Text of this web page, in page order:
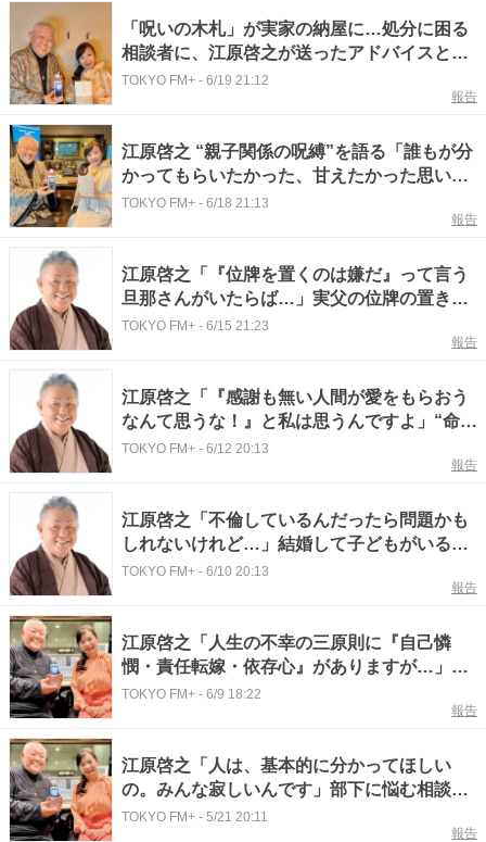
「呪いの木札」が実家の納屋に…処分に困る
相談者に、江原啓之が送ったアドバイスと
は？
TOKYO FM+ - 6/19 21:12
報告
江原啓之 “親子関係の呪縛”を語る「誰もが分
かってもらいたかった、甘えたかった思いが
ある」
TOKYO FM+ - 6/18 21:13
報告
江原啓之「『位牌を置くのは嫌だ』って言う
旦那さんがいたらば…」実父の位牌の置き場
所に悩む相談者に届けた言葉とは？
TOKYO FM+ - 6/15 21:23
報告
江原啓之「『感謝も無い人間が愛をもらおう
なんて思うな！』と私は思うんですよ」“命の
循環”について考える
TOKYO FM+ - 6/12 20:13
報告
江原啓之「不倫しているんだったら問題かも
しれないけれど…」結婚して子どもがいるの
に同性を好きに…悩む相談者に届けた言葉と
TOKYO FM+ - 6/10 20:13
報告
江原啓之「人生の不幸の三原則に『自己憐
憫・責任転嫁・依存心』がありますが…」人
としての“成長”とは？
TOKYO FM+ - 6/9 18:22
報告
江原啓之「人は、基本的に分かってほしい
の。みんな寂しいんです」部下に悩む相談者
に届けた言葉とは？
TOKYO FM+ - 5/21 20:11
報告